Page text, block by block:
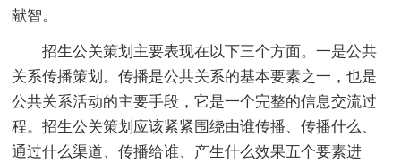
献智。
招生公关策划主要表现在以下三个方面。一是公共
关系传播策划。传播是公共关系的基本要素之一，也是
公共关系活动的主要手段，它是一个完整的信息交流过
程。招生公关策划应该紧紧围绕由谁传播、传播什么、
通过什么渠道、传播给谁、产生什么效果五个要素进